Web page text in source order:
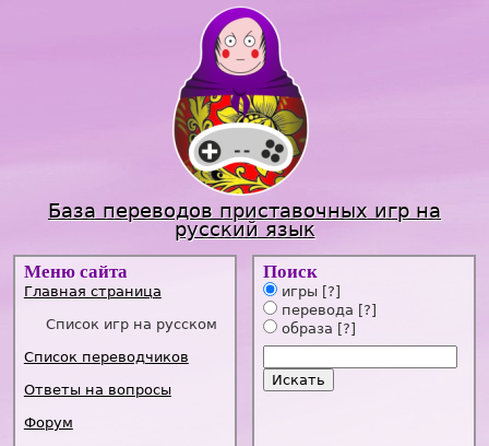
Jump to navigation
База переводов приставочных игр на
русский язык
Меню сайта
Главная страница
Список игр на русском
Список переводчиков
Ответы на вопросы
Форум
Поиск
игры [?]
перевода [?]
образа [?]